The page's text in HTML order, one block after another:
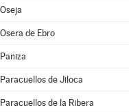
Oseja
Osera de Ebro
Paniza
Paracuellos de Jiloca
Paracuellos de la Ribera